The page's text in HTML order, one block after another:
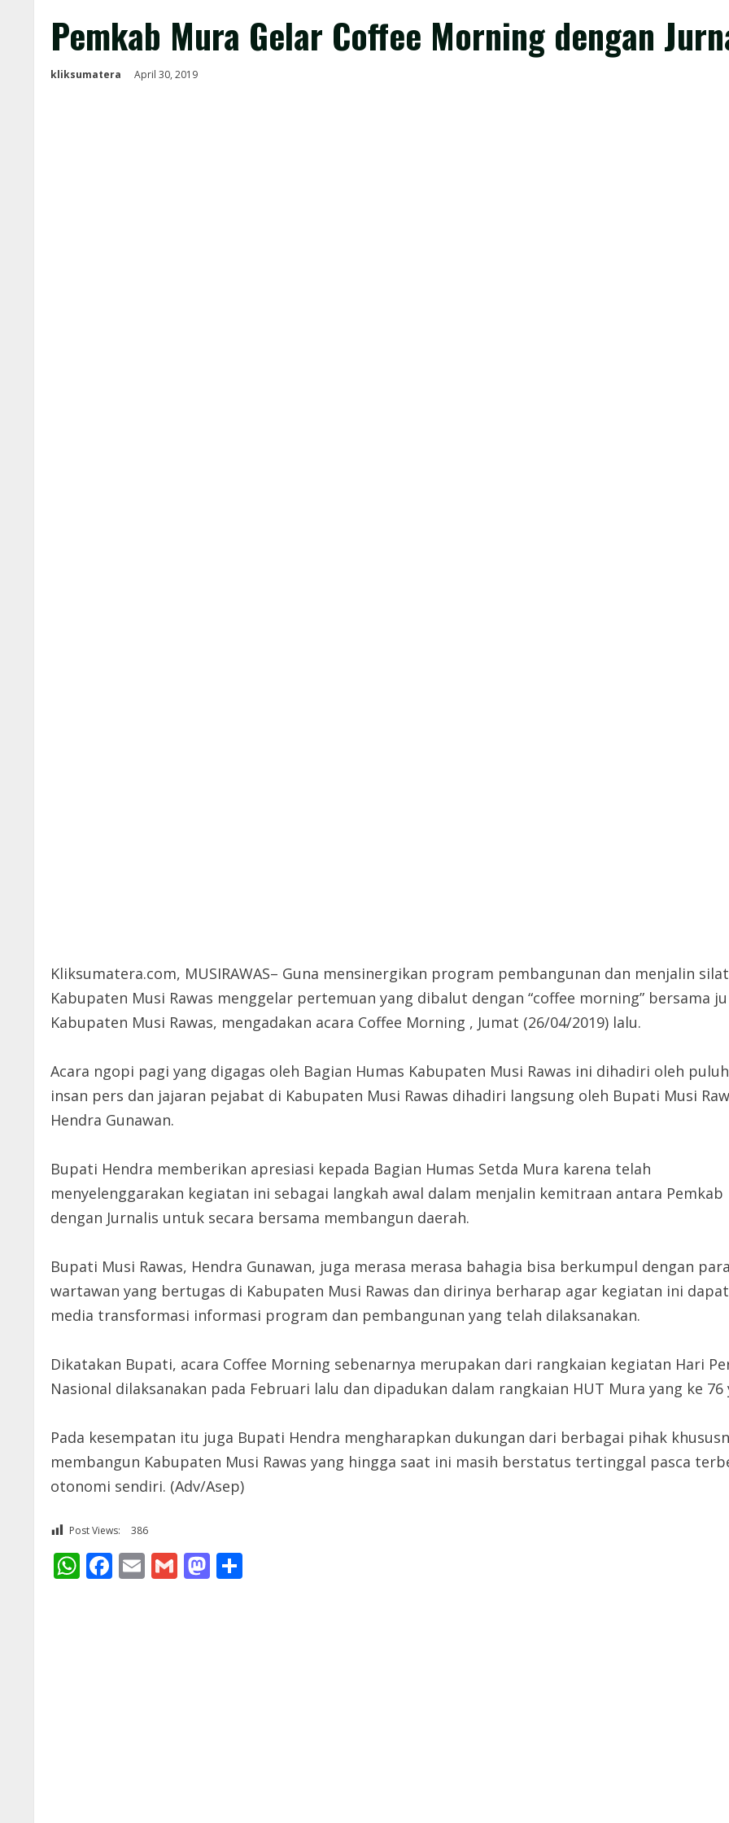
Pemkab Mura Gelar Coffee Morning dengan
kliksumatera April 30, 2019
Kliksumatera.com, MUSIRAWAS– Guna mensinergikan program pembangunan dan menjalin
Kabupaten Musi Rawas menggelar pertemuan yang dibalut dengan “coffee morning” bersama
Kabupaten Musi Rawas, mengadakan acara Coffee Morning , Jumat (26/04/2019) lalu.
Acara ngopi pagi yang digagas oleh Bagian Humas Kabupaten Musi Rawas ini dihadiri oleh
insan pers dan jajaran pejabat di Kabupaten Musi Rawas dihadiri langsung oleh Bupati Musi
Hendra Gunawan.
Bupati Hendra memberikan apresiasi kepada Bagian Humas Setda Mura karena telah
menyelenggarakan kegiatan ini sebagai langkah awal dalam menjalin kemitraan antara Pemkab
dengan Jurnalis untuk secara bersama membangun daerah.
Bupati Musi Rawas, Hendra Gunawan, juga merasa merasa bahagia bisa berkumpul dengan
wartawan yang bertugas di Kabupaten Musi Rawas dan dirinya berharap agar kegiatan ini
media transformasi informasi program dan pembangunan yang telah dilaksanakan.
Dikatakan Bupati, acara Coffee Morning sebenarnya merupakan dari rangkaian kegiatan Hari
Nasional dilaksanakan pada Februari lalu dan dipadukan dalam rangkaian HUT Mura yang ke
Pada kesempatan itu juga Bupati Hendra mengharapkan dukungan dari berbagai pihak
membangun Kabupaten Musi Rawas yang hingga saat ini masih berstatus tertinggal pasca
otonomi sendiri. (Adv/Asep)
Post Views: 386
WhatsApp
Facebook
EmailGmailMastodon